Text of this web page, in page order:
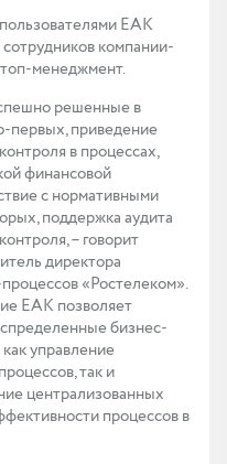
ЕАК
компании-
топ-менеджмент.
решенные в
первых, приведение
в процессах,
финансовой
с нормативными
поддержка аудита
– говорит
директора
«Ростелеком».
ЕАК позволяет
бизнес-
управление
так и
централизованных
процессов в